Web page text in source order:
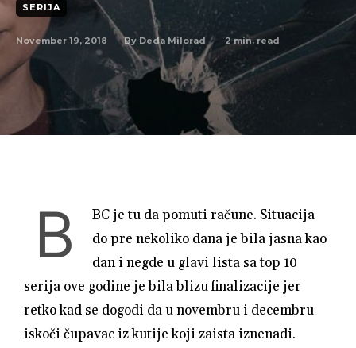
SERIJA
November 19, 2018 By Deda Milorad 2min. read
B
BC je tu da pomuti račune. Situacija
do pre nekoliko dana je bila jasna kao
dan i negde u glavi lista sa top 10
serija ove godine je bila blizu finalizacije jer
retko kad se dogodi da u novembru i decembru
iskoči čupavac iz kutije koji zaista iznenadi.